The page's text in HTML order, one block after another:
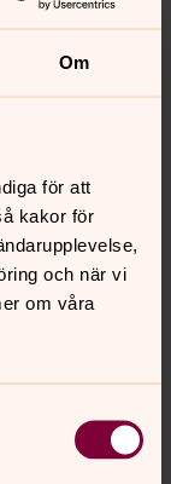
Om
för att
kakor för
och när vi
om våra
liknande.
i olika
få stöd på
för växande,